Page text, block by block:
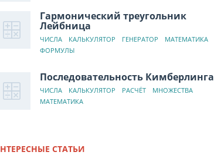
Гармонический треугольник
Лейбница
ЧИСЛА КАЛЬКУЛЯТОР ГЕНЕРАТОР
МАТЕМАТИКА
ФОРМУЛЫ
Последовательность Кимберлинга
ЧИСЛА КАЛЬКУЛЯТОР РАСЧЁТ
МНОЖЕСТВА
МАТЕМАТИКА
СТАТЬИ